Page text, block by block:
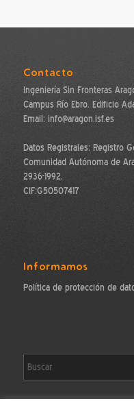
Contacto
Ingeniería Sin Fronteras
Campus Río Ebro. Edificio
Email: info@aragon.isf.es
Datos Registrales: Registro
Comunidad Autónoma de
2936-1992.
CIF:G50507417
Informamos
Política de protección de